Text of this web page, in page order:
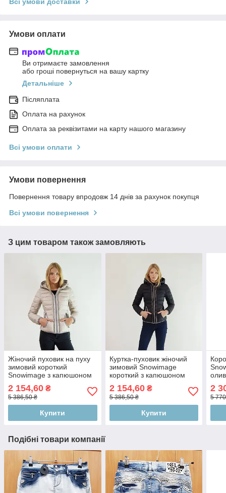
Умови оплати
Ви отримаєте замовлення
або гроші повернуться на вашу картку
Детальніше
Післяплата
Оплата на рахунок
Оплата за реквізитами на карту нашого магазину
Всі умови оплати
Умови повернення
Повернення товару впродовж 14 днів за рахунок покупця
Всі умови повернення
З цим товаром також замовляють
Жіночий пуховик на пуху
зимовий короткий
Snowimage з капюшоном
2 154,60 ₴
5 386,50 ₴
Купити
Куртка-пуховик жіночий
зимовий Snowimage
короткий з капюшоном
розпродаж ХС
2 154,60₴
5 386,50 ₴
Купити
2
5
Подібні товари компанії